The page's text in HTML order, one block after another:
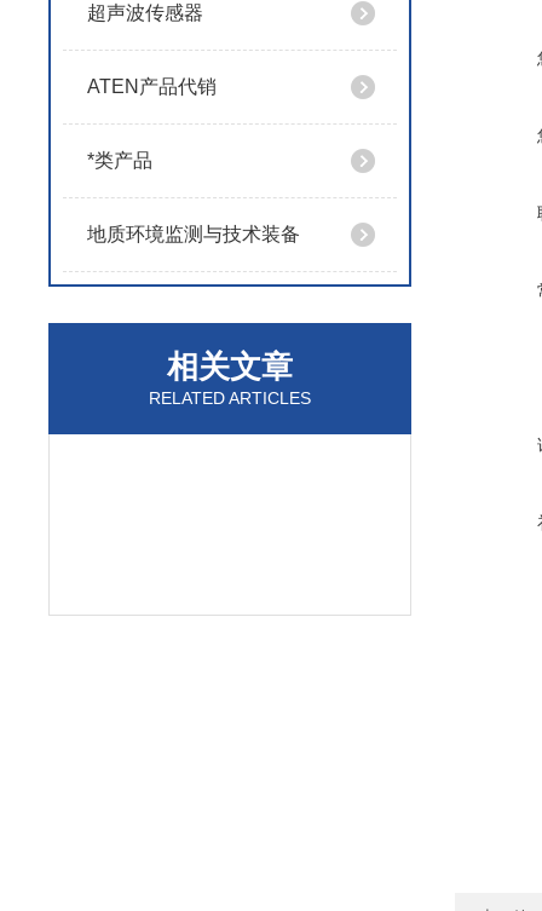
超声波传感器
ATEN产品代销
*类产品
地质环境监测与技术装备
相关文章
RELATED ARTICLES